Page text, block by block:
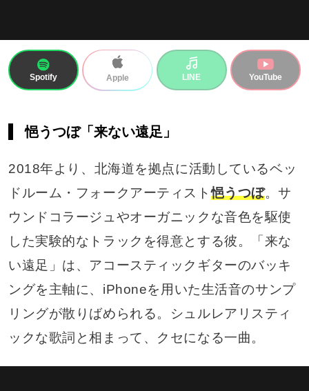
Spotify Apple LINE YouTube
悒うつぼ「来ない遠足」
2018年より、北海道を拠点に活動しているベッ
ドルーム・フォークアーティスト悒うつぼ。サ
ウンドコラージュやオーガニックな音色を駆使
した実験的なトラックを得意とする彼。「来な
い遠足」は、アコースティックギターのバッキ
ングを主軸に、iPhoneを用いた生活音のサンプ
リングが散りばめられる。シュルレアリスティ
ックな歌詞と相まって、クセになる一曲。